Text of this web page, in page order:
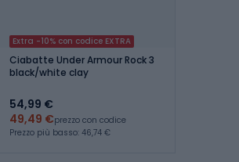
Extra -10% con codice EXTRA
Ciabatte Under Armour Rock 3
black/white clay
54,99 €
49,49 €prezzo con codice
Prezzo più basso: 46,74 €